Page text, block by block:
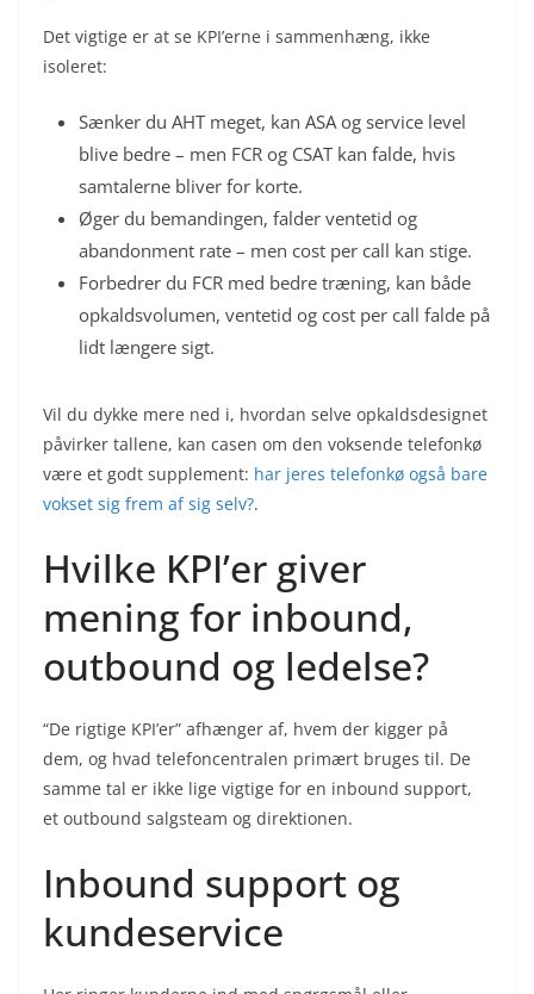
Det vigtige er at se KPI’erne i sammenhæng, ikke
isoleret:
Sænker du AHT meget, kan ASA og service level
blive bedre – men FCR og CSAT kan falde, hvis
samtalerne bliver for korte.
Øger du bemandingen, falder ventetid og
abandonment rate – men cost per call kan stige.
Forbedrer du FCR med bedre træning, kan både
opkaldsvolumen, ventetid og cost per call falde på
lidt længere sigt.
Vil du dykke mere ned i, hvordan selve opkaldsdesignet
påvirker tallene, kan casen om den voksende telefonkø
være et godt supplement: har jeres telefonkø også bare
vokset sig frem af sig selv?.
Hvilke KPI’er giver
mening for inbound,
outbound og ledelse?
“De rigtige KPI’er” afhænger af, hvem der kigger på
dem, og hvad telefoncentralen primært bruges til. De
samme tal er ikke lige vigtige for en inbound support,
et outbound salgsteam og direktionen.
Inbound support og
kundeservice